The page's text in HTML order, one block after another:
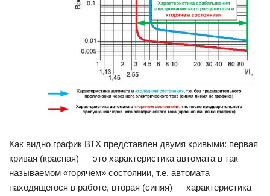
Как видно график ВТХ представлен двумя кривыми: первая
кривая (красная) — это характеристика автомата в так
называемом «горячем» состоянии, т.е. автомата
находящегося в работе, вторая (синяя) — характеристика